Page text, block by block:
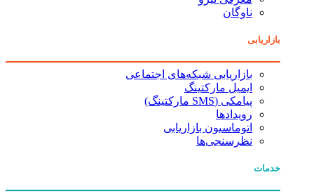
ناوگان
بازاریابی
بازاریابی شبکه‌های اجتماعی
ایمیل مارکتینگ
پیامکی (SMS مارکتینگ)
رویدادها
اتوماسیون بازاریابی
نظرسنجی‌ها
خدمات